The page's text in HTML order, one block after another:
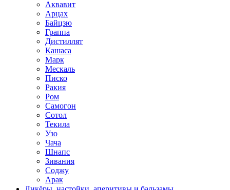
Аквавит
Арцах
Байцзю
Граппа
Дистиллят
Кашаса
Марк
Мескаль
Писко
Ракия
Ром
Самогон
Сотол
Текила
Узо
Чача
Шнапс
Зивания
Соджу
Арак